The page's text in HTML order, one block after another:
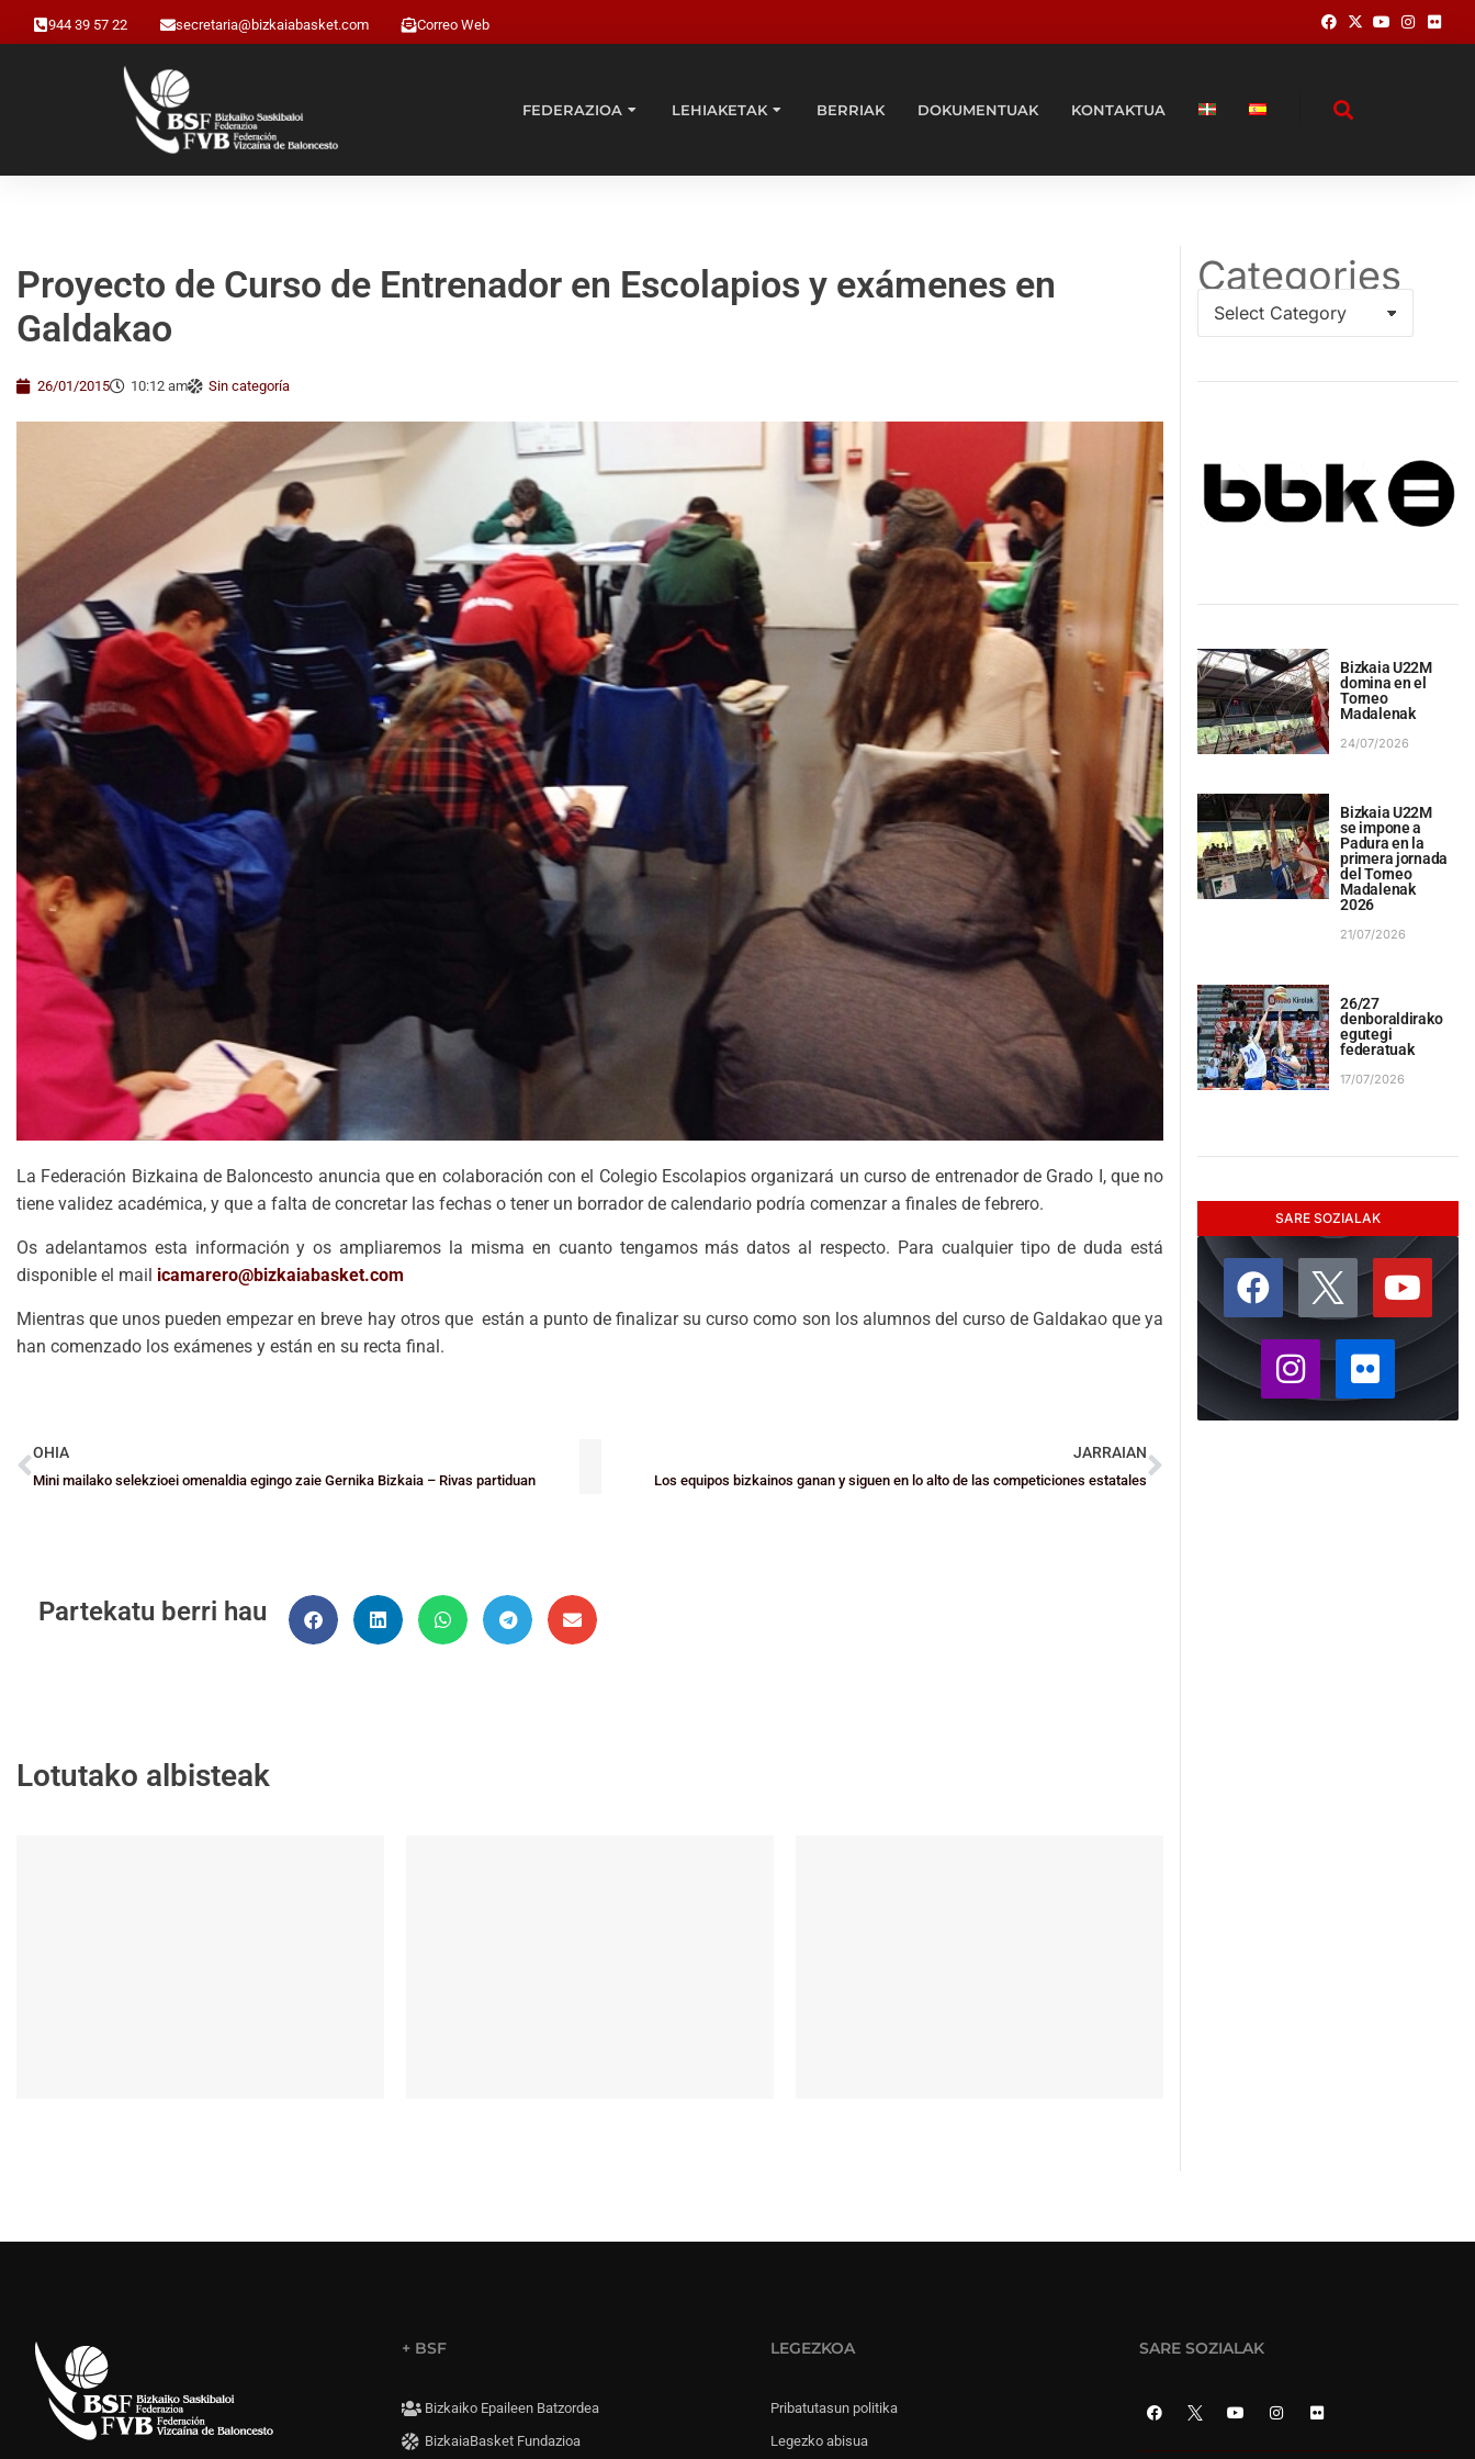
944 39 57 22 secretaria@bizkaiabasket.com Correo Web
FEDERAZIOA LEHIAKETAK BERRIAK DOKUMENTUAK KONTAKTUA
Proyecto de Curso de Entrenador en Escolapios y exámenes en
Galdakao
26/01/2015 10:12 am Sin categoría
La Federación Bizkaina de Baloncesto anuncia que en colaboración con el Colegio Escolapios organizará un curso de entrenador de Grado I, que no
tiene validez académica, y que a falta de concretar las fechas o tener un borrador de calendario podría comenzar a finales de febrero.
Os adelantamos esta información y os ampliaremos la misma en cuanto tengamos más datos al respecto. Para cualquier tipo de duda está
disponible el mail icamarero@bizkaiabasket.com
Mientras que unos pueden empezar en breve hay otros que están a punto de finalizar su curso como son los alumnos del curso de Galdakao que ya
han comenzado los exámenes y están en su recta final.
OHIA
Mini mailako selekzioei omenaldia egingo zaie Gernika Bizkaia – Rivas partiduan
JARRAIAN
Los equipos bizkainos ganan y siguen en lo alto de las competiciones estatales
Partekatu berri hau
Lotutako albisteak
Categories
Bizkaia U22M
domina en el
Torneo
Madalenak
24/07/2026
Bizkaia U22M
se impone a
Padura en la
primera jornada
del Torneo
Madalenak
2026
21/07/2026
26/27
denboraldirako
egutegi
federatuak
17/07/2026
SARE SOZIALAK
+ BSF
Bizkaiko Epaileen Batzordea
BizkaiaBasket Fundazioa
LEGEZKOA
Pribatutasun politika
Legezko abisua
SARE SOZIALAK